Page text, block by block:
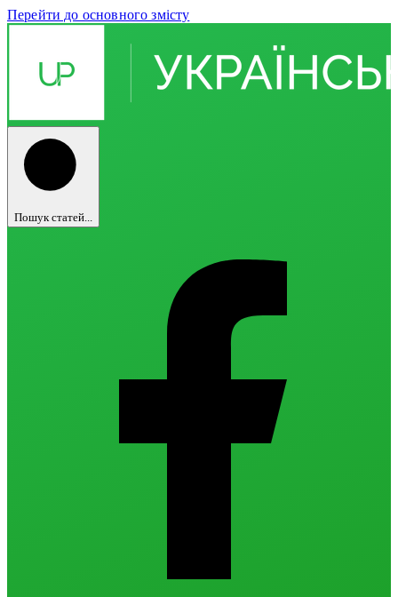
Перейти до основного змісту
Пошук статей...